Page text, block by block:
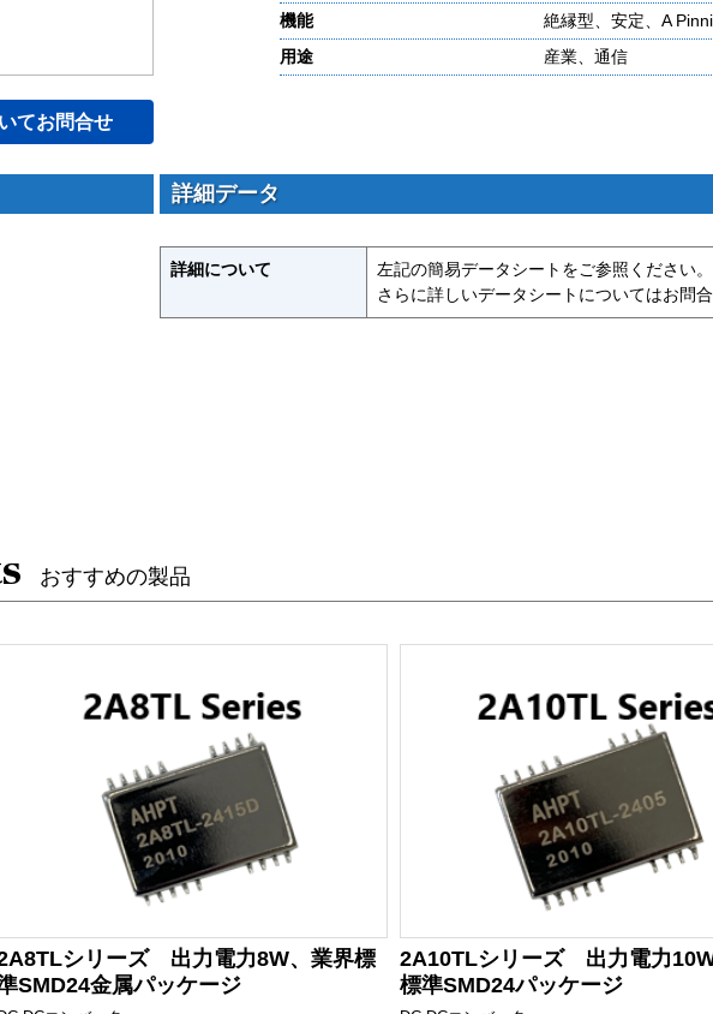
てお問合せ
機能
絶縁型、安定、A
用途
産業、通信
詳細データ
詳細について
左記の簡易データシートをご参照ください。
さらに詳しいデータシートについてはお問
おすすめの製品
シリーズ 出力電力8W、業界標
SMD24金属パッケージ
2A10TLシリーズ 出力電力
標準SMD24パッケージ